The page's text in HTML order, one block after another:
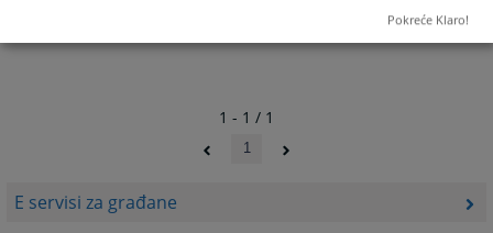
E servisi za građane
1 - 1 / 1
1
Pokreće Klaro!